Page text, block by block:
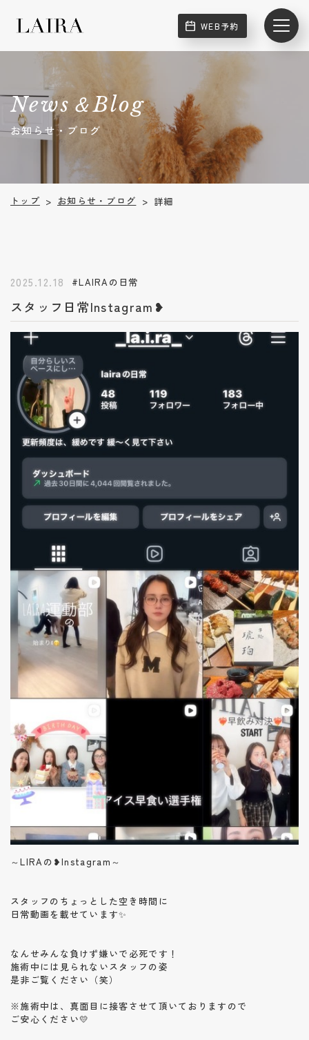
WEB予約
News＆Blog
お知らせ・ブログ
トップ > お知らせ・ブログ > 詳細
2025.12.18 #LAIRAの日常
スタッフ日常Instagram❥
～LIRAの❥Instagram～
スタッフのちょっとした空き時間に
日常動画を載せています✨
なんせみんな負けず嫌いで必死です！
施術中には見られないスタッフの姿
是非ご覧ください（笑）
※施術中は、真面目に接客させて頂いておりますので
ご安心ください💛